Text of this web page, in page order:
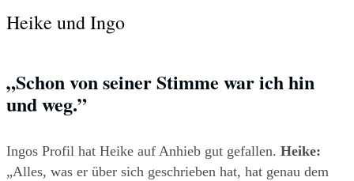
Heike und Ingo
„Schon von seiner Stimme war ich hin
und weg.”
Ingos Profil hat Heike auf Anhieb gut gefallen. Heike:
„Alles, was er über sich geschrieben hat, hat genau dem